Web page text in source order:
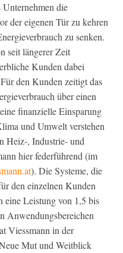
die
der eigenen Tür zu kehren
zu senken.
seit längerer Zeit
Kunden dabei
den Kunden zeitigt das
über einen
finanzielle Einsparung
und Umwelt verstehen
Heiz-, Industrie- und
hier federführend (im
). Die Systeme, die
den einzelnen Kunden
eine Leistung von 1,5 bis
Anwendungsbereichen
Viessmann in der
Mut und Weitblick